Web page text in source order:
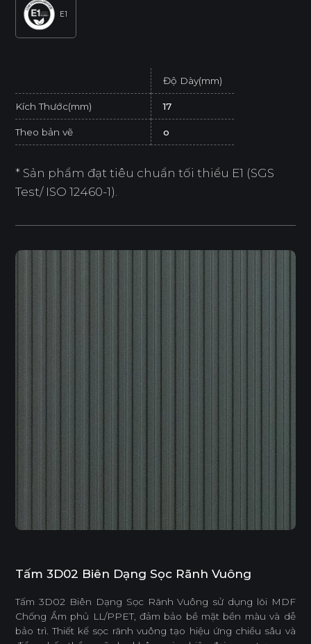
E1
Độ Dày(mm)
Kích Thước(mm) 17
Theo bản vẽ o
* Sản phẩm đạt tiêu chuẩn tối thiểu E1 (SGS
Test/ ISO 12460-1).
Tấm 3D02 Biên Dạng Sọc Rãnh Vuông
Tấm 3D02 Biên Dạng Sọc Rãnh Vuông sử dụng lõi MDF
Chống Ẩm phủ LL/PPET, đảm bảo bề mặt bền màu và dễ
bảo trì. Thiết kế sọc rãnh vuông tạo hiệu ứng chiều sâu và